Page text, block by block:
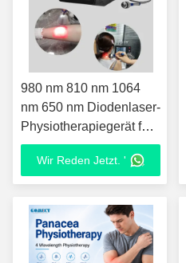
980 nm 810 nm 1064
nm 650 nm Diodenlaser-
Physiotherapiegerät für
Schmerzlinderungskliniken
Wir Reden Jetzt. '